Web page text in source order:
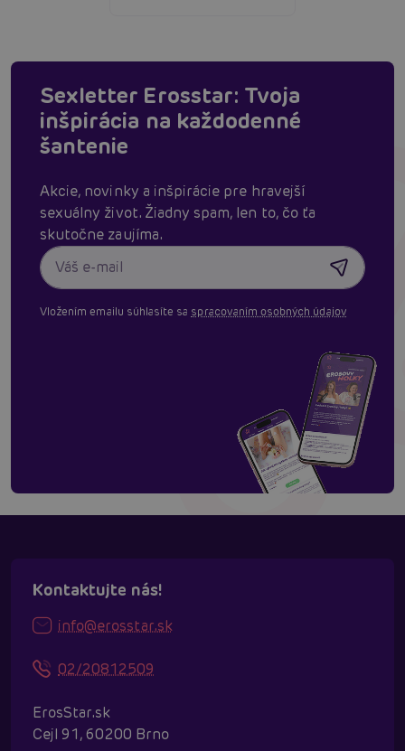
Sexletter Erosstar: Tvoja
inšpirácia na každodenné
šantenie
Akcie, novinky a inšpirácie pre hravejší
sexuálny život. Žiadny spam, len to, čo ťa
skutočne zaujíma.
Vložením emailu súhlasíte sa spracovaním osobných údajov
Kontaktujte nás!
info@erosstar.sk
02/20812509
ErosStar.sk
Cejl 91, 60200 Brno